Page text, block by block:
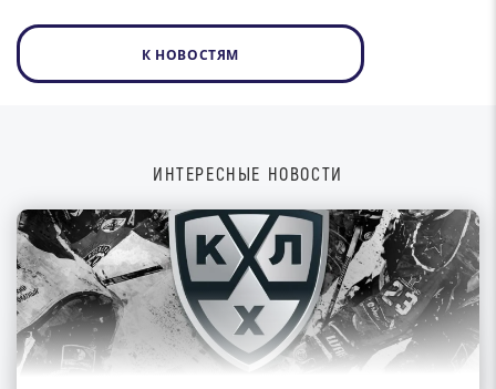
К НОВОСТЯМ
ИНТЕРЕСНЫЕ НОВОСТИ